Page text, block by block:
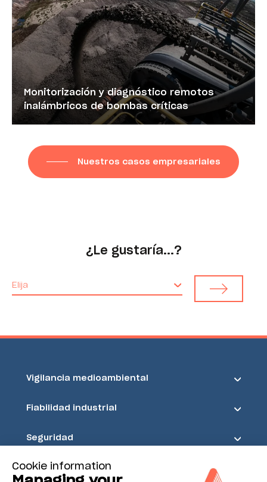
Nuestros casos empresariales
Monitorización y diagnóstico remotos
inalámbricos de bombas críticas
¿Le gustaría...?
Elija
Vigilancia medioambiental
Fiabilidad industrial
Seguridad
Acoem
Cookie information